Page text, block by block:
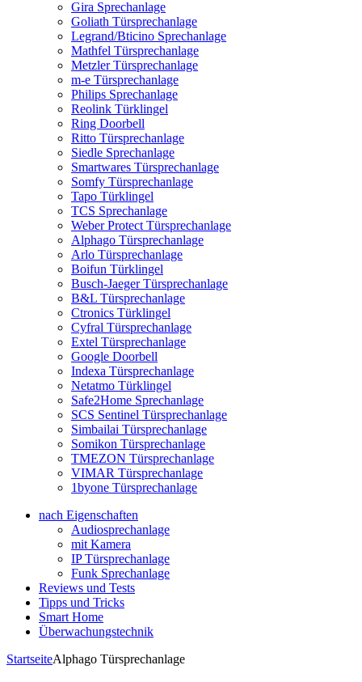
Gira Sprechanlage
Goliath Türsprechanlage
Legrand/Bticino Sprechanlage
Mathfel Türsprechanlage
Metzler Türsprechanlage
m-e Türsprechanlage
Philips Sprechanlage
Reolink Türklingel
Ring Doorbell
Ritto Türsprechanlage
Siedle Sprechanlage
Smartwares Türsprechanlage
Somfy Türsprechanlage
Tapo Türklingel
TCS Sprechanlage
Weber Protect Türsprechanlage
Alphago Türsprechanlage
Arlo Türsprechanlage
Boifun Türklingel
Busch-Jaeger Türsprechanlage
B&L Türsprechanlage
Ctronics Türklingel
Cyfral Türsprechanlage
Extel Türsprechanlage
Google Doorbell
Indexa Türsprechanlage
Netatmo Türklingel
Safe2Home Sprechanlage
SCS Sentinel Türsprechanlage
Simbailai Türsprechanlage
Somikon Türsprechanlage
TMEZON Türsprechanlage
VIMAR Türsprechanlage
1byone Türsprechanlage
nach Eigenschaften
Audiosprechanlage
mit Kamera
IP Türsprechanlage
Funk Sprechanlage
Reviews und Tests
Tipps und Tricks
Smart Home
Überwachungstechnik
StartseiteAlphago Türsprechanlage